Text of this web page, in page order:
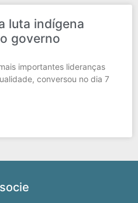
luta indígena
governo
importantes lideranças
conversou no dia 7